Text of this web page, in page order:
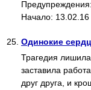
Начало:
25. Одинокие
Трагедия
заставила
друг друга, и